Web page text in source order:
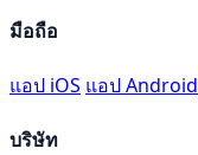
มือถือ
แอป iOS แอป Android
บริษัท